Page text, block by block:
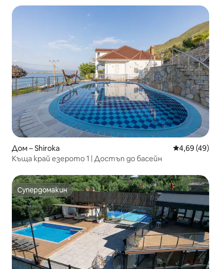
Дом – Shiroka Средна
4,69 (49)
Къща край езерото 1 | Достъп до басейн
Супердомакин
Супердомакин